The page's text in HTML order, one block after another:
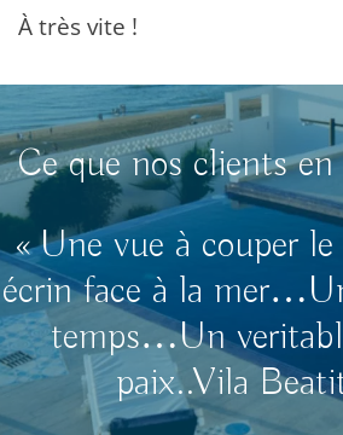
À très vite !
Ce que nos clients
« Une vue à couper
écrin face à la
temps…Un
paix..Vila